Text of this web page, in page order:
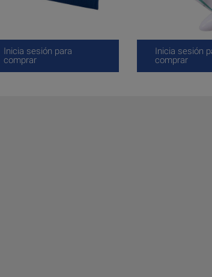
Inicia sesión para
comprar
Inicia sesión
comprar